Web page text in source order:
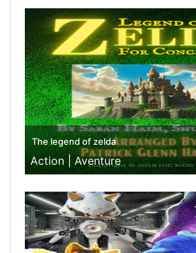
The legend of zelda
Action |Aventure